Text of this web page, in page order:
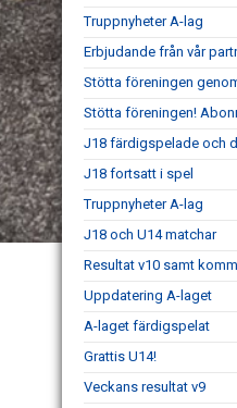
Truppnyheter A-lag
Erbjudande från vår
Stötta föreningen
Stötta föreningen!
J18 färdigspelade och
J18 fortsatt i spel
Truppnyheter A-lag
J18 och U14 matchar
Resultat v10 samt
Uppdatering A-laget
A-laget färdigspelat
Grattis U14!
Veckans resultat v9